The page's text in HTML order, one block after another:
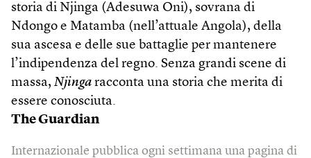
storia di Njinga (Adesuwa Oni), sovrana di
Ndongo e Matamba (nell’attuale Angola), della
sua ascesa e delle sue battaglie per mantenere
l’indipendenza del regno. Senza grandi scene di
massa, Njinga racconta una storia che merita di
essere conosciuta.
The Guardian
Internazionale pubblica ogni settimana una pagina di